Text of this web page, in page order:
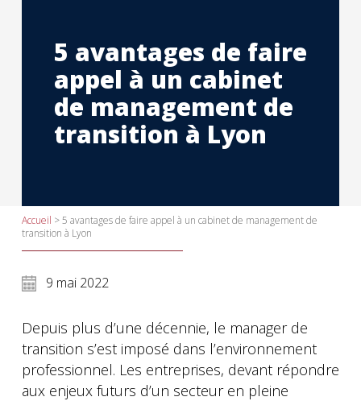
5 avantages de faire
appel à un cabinet
de management de
transition à Lyon
Accueil >5 avantages de faire appel à un cabinet de management de
transition à Lyon
9 mai 2022
Depuis plus d’une décennie, le manager de
transition s’est imposé dans l’environnement
professionnel. Les entreprises, devant répondre
aux enjeux futurs d’un secteur en pleine